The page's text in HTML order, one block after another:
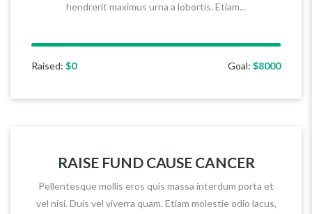
hendrerit maximus urna a lobortis. Etiam...
Raised: $0 Goal: $8000
RAISE FUND CAUSE CANCER
Pellentesque mollis eros quis massa interdum porta et
vel nisi. Duis vel viverra quam. Etiam molestie odio lacus,